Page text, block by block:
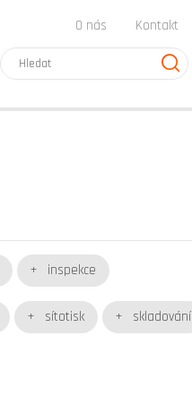
O nás Kontakt
inspekce
sítotisk skladování